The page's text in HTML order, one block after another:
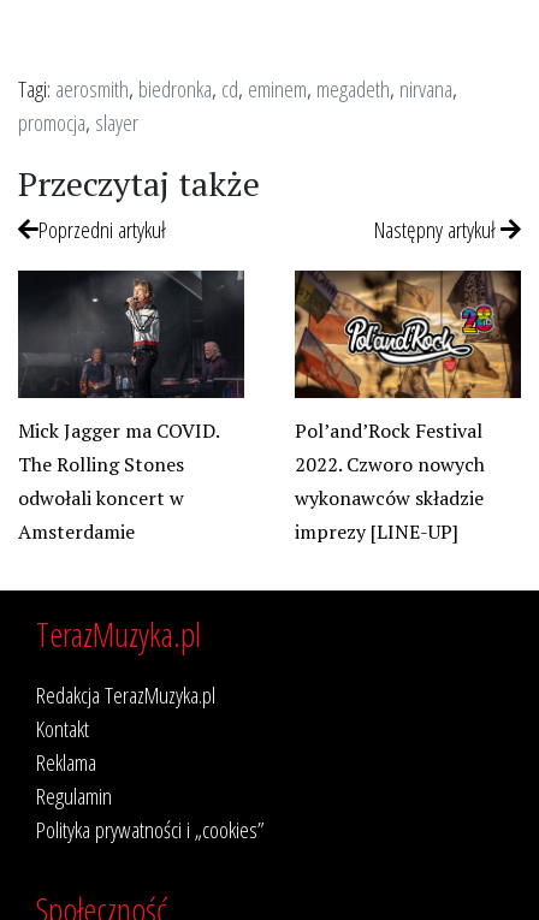
Tagi: aerosmith, biedronka, cd, eminem, megadeth, nirvana,
promocja, slayer
Przeczytaj także
Poprzedni artykuł
Mick Jagger ma COVID.
The Rolling Stones
odwołali koncert w
Amsterdamie
Następny artykuł
Pol’and’Rock Festival
2022. Czworo nowych
wykonawców składzie
imprezy [LINE-UP]
TerazMuzyka.pl
Redakcja TerazMuzyka.pl
Kontakt
Reklama
Regulamin
Polityka prywatności i „cookies”
Społeczność